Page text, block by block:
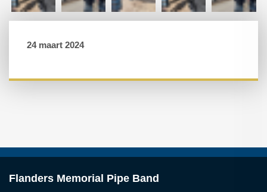
24 maart 2024
Flanders Memorial Pipe Band